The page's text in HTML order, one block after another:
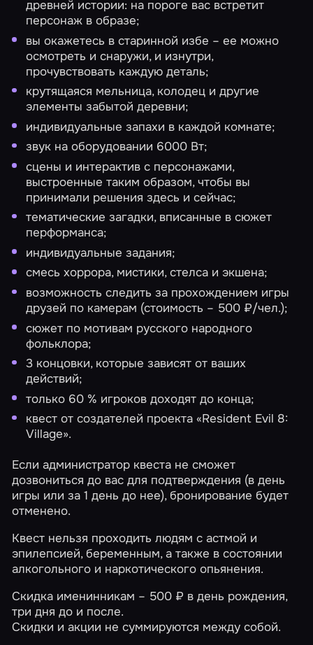
древней истории: на пороге вас встретит
персонаж в образе;
вы окажетесь в старинной избе – ее можно
осмотреть и снаружи, и изнутри,
прочувствовать каждую деталь;
крутящаяся мельница, колодец и другие
элементы забытой деревни;
индивидуальные запахи в каждой комнате;
звук на оборудовании 6000 Вт;
сцены и интерактив с персонажами,
выстроенные таким образом, чтобы вы
принимали решения здесь и сейчас;
тематические загадки, вписанные в сюжет
перформанса;
индивидуальные задания;
смесь хоррора, мистики, стелса и экшена;
возможность следить за прохождением игры
друзей по камерам (стоимость – 500 ₽/чел.);
сюжет по мотивам русского народного
фольклора;
3 концовки, которые зависят от ваших
действий;
только 60 % игроков доходят до конца;
квест от создателей проекта «Resident Evil 8:
Village».
Если администратор квеста не сможет
дозвониться до вас для подтверждения (в день
игры или за 1 день до нее), бронирование будет
отменено.
Квест нельзя проходить людям с астмой и
эпилепсией, беременным, а также в состоянии
алкогольного и наркотического опьянения.
Скидка именинникам – 500 ₽ в день рождения,
три дня до и после.
Скидки и акции не суммируются между собой.